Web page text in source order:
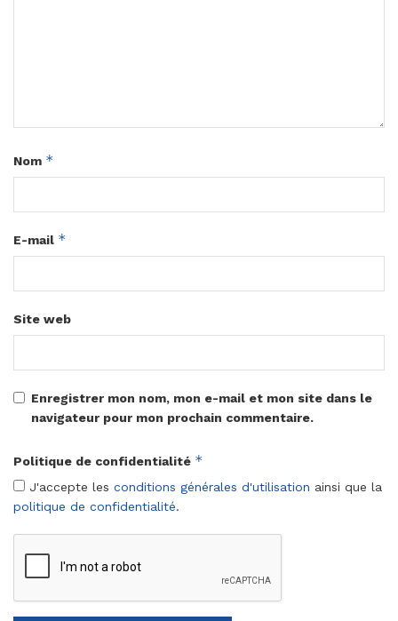
Nom *
E-mail *
Site web
Enregistrer mon nom, mon e-mail et mon site dans le
navigateur pour mon prochain commentaire.
Politique de confidentialité *
J'accepte les conditions générales d'utilisation ainsi que la
politique de confidentialité.